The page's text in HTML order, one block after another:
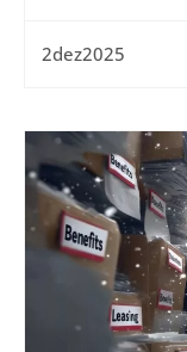
2dez2025